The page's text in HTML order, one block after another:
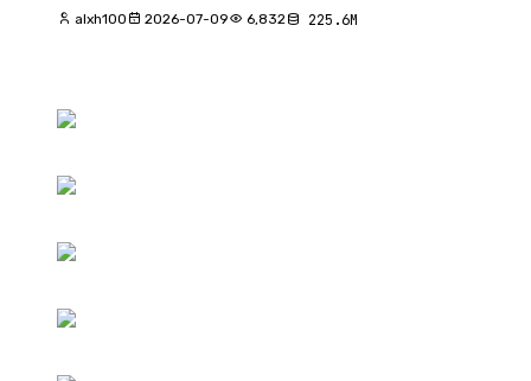
alxh100 2026-07-09 6,832 225.6M